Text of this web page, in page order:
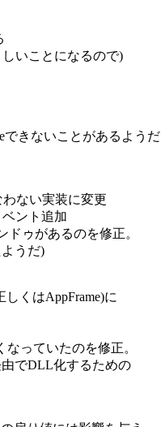
いことになるので)
できないことがあるようだ
わない実装に変更
ベント追加
ドゥがあるのを修正。
うだ)
しくはAppFrame)に
っていたのを修正。
由でDLL化するための